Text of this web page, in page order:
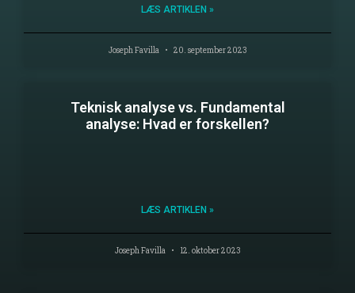
LÆS ARTIKLEN »
Joseph Favilla 20. september 2023
Teknisk analyse vs. Fundamental
analyse: Hvad er forskellen?
LÆS ARTIKLEN »
Joseph Favilla 12. oktober 2023